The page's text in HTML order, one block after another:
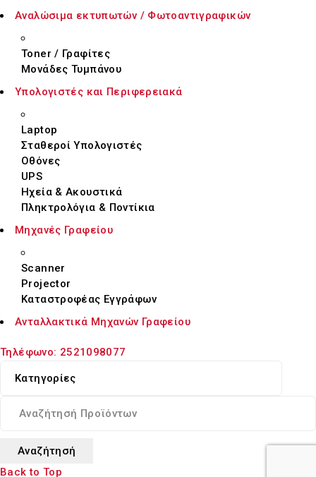
Αναλώσιμα εκτυπωτών / Φωτοαντιγραφικών
Toner / Γραφίτες
Μονάδες Τυμπάνου
Υπολογιστές και Περιφερειακά
Laptop
Σταθεροί Υπολογιστές
Οθόνες
UPS
Ηχεία & Ακουστικά
Πληκτρολόγια & Ποντίκια
Μηχανές Γραφείου
Scanner
Projector
Καταστροφέας Εγγράφων
Ανταλλακτικά Μηχανών Γραφείου
Τηλέφωνο: 2521098077
Back to Top